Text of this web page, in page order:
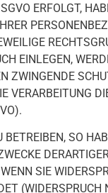
ERFOLGT,
EINLEGEN,
ZWINGENDE
VERARBEITUNG
SO
SIE